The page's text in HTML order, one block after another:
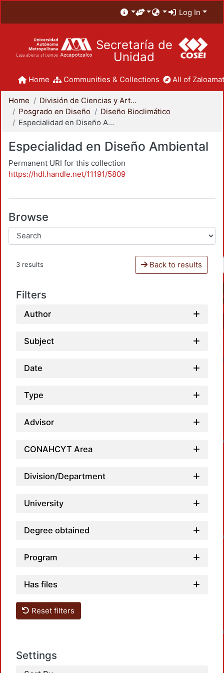
Log In
Secretaría de
Unidad
Home Communities & Collections All of
Home
División de Ciencias y Artes para el Diseño
Posgrado en Diseño
Diseño Bioclimático
Especialidad en Diseño Ambiental
Especialidad en Diseño Ambiental
Permanent URI for this collection
https://hdl.handle.net/11191/5809
Browse
3 results Back to results
Filters
Author
Subject
Date
Type
Advisor
CONAHCYT Area
Division/Department
University
Degree obtained
Program
Has files
Reset filters
Settings